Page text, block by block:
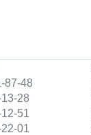
87-48
28
51
01